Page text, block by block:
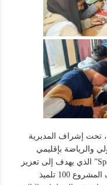
أطلقت جمعية Act4Community Khouribga، تحت إشراف المديرية
والرياضة بإقليمي
خريبكة والفقيه بن صالح، مشروع “Spark Lab” الذي يهدف إلى تعزيز
مهارات ريادة الأعمال لدى الشباب. يستهدف المشروع 100 تلميذ